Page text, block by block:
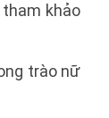
khảo
trào nữ